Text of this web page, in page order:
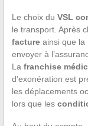
Le choix du VSL
le transport. Après
factureainsi que la
envoyer à
La franchise
d’exonération est
les déplacements
lors que les